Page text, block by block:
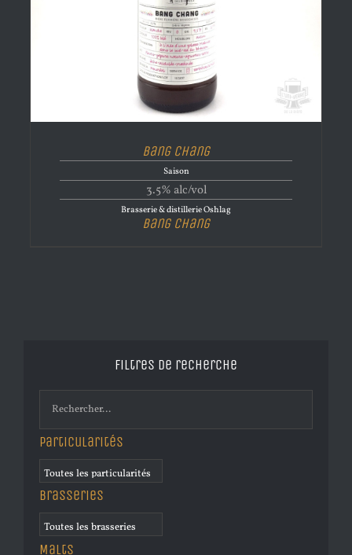
Bang Chang
Saison
3.5% alc/vol
Brasserie & distillerie Oshlag
Bang Chang
Filtres de recherche
Particularités
Brasseries
Malts